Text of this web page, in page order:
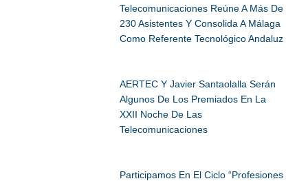
Telecomunicaciones Reúne A Más De
230 Asistentes Y Consolida A Málaga
Como Referente Tecnológico Andaluz
AERTEC Y Javier Santaolalla Serán
Algunos De Los Premiados En La
XXII Noche De Las
Telecomunicaciones
Participamos En El Ciclo “Profesiones